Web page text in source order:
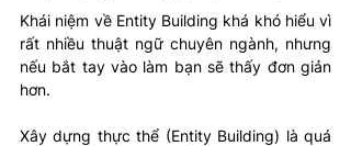
Khái niệm về Entity Building khá khó hiểu vì
rất nhiều thuật ngữ chuyên ngành, nhưng
nếu bắt tay vào làm bạn sẽ thấy đơn giản
hơn.
Xây dựng thực thể (Entity Building) là quá